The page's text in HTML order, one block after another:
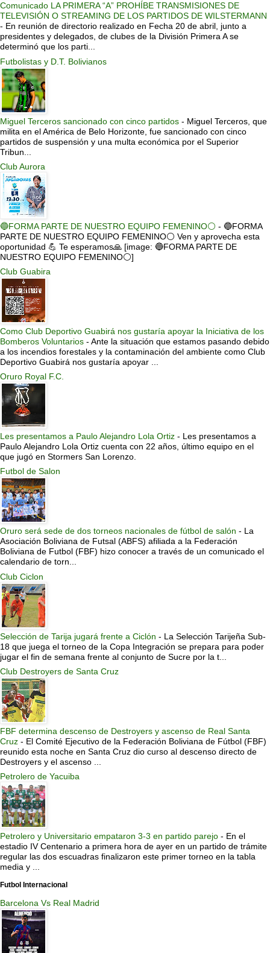
Comunicado LA PRIMERA “A” PROHÍBE TRANSMISIONES DE
TELEVISIÓN O STREAMING DE LOS PARTIDOS DE WILSTERMANN
- En reunión de directorio realizado en Fecha 20 de abril, junto a
presidentes y delegados, de clubes de la División Primera A se
determinó que los parti...
Futbolistas y D.T. Bolivianos
Miguel Terceros sancionado con cinco partidos - Miguel Terceros, que
milita en el América de Belo Horizonte, fue sancionado con cinco
partidos de suspensión y una multa económica por el Superior
Tribun...
Club Aurora
🔵FORMA PARTE DE NUESTRO EQUIPO FEMENINO⚪ - 🔵FORMA
PARTE DE NUESTRO EQUIPO FEMENINO⚪ Ven y aprovecha esta
oportunidad 💪 Te esperamos🙏 [image: 🔵FORMA PARTE DE
NUESTRO EQUIPO FEMENINO⚪]
Club Guabira
Como Club Deportivo Guabirá nos gustaría apoyar la Iniciativa de los
Bomberos Voluntarios - Ante la situación que estamos pasando debido
a los incendios forestales y la contaminación del ambiente como Club
Deportivo Guabirá nos gustaría apoyar ...
Oruro Royal F.C.
Les presentamos a Paulo Alejandro Lola Ortiz - Les presentamos a
Paulo Alejandro Lola Ortiz cuenta con 22 años, último equipo en el
que jugó en Stormers San Lorenzo.
Futbol de Salon
Oruro será sede de dos torneos nacionales de fútbol de salón - La
Asociación Boliviana de Futsal (ABFS) afiliada a la Federación
Boliviana de Futbol (FBF) hizo conocer a través de un comunicado el
calendario de torn...
Club Ciclon
Selección de Tarija jugará frente a Ciclón - La Selección Tarijeña Sub-
18 que juega el torneo de la Copa Integración se prepara para poder
jugar el fin de semana frente al conjunto de Sucre por la t...
Club Destroyers de Santa Cruz
FBF determina descenso de Destroyers y ascenso de Real Santa
Cruz - El Comité Ejecutivo de la Federación Boliviana de Fútbol (FBF)
reunido esta noche en Santa Cruz dio curso al descenso directo de
Destroyers y el ascenso ...
Petrolero de Yacuiba
Petrolero y Universitario empataron 3-3 en partido parejo - En el
estadio IV Centenario a primera hora de ayer en un partido de trámite
regular las dos escuadras finalizaron este primer torneo en la tabla
media y ...
Futbol Internacional
Barcelona Vs Real Madrid